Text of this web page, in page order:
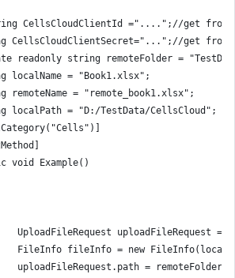
CellsCloudClientId ="....";//get
CellsCloudClientSecret="...";//get
readonly string remoteFolder =
localName = "Book1.xlsx";
remoteName = "remote_book1.xlsx";
localPath = "D:/TestData/CellsCloud";
void Example()
UploadFileRequest uploadFileRequest =
FileInfo fileInfo = new
uploadFileRequest.path = remoteFolder